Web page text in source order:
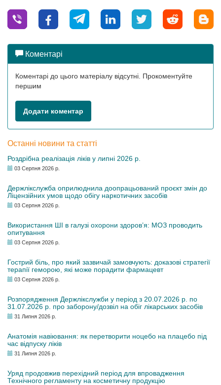
Коментарі
Коментарі до цього матеріалу відсутні. Прокоментуйте
першим
Додати коментар
Останні новини та статті
Роздрібна реалізація ліків у липні 2026 р.
03 Серпня 2026 р.
Держлікслужба оприлюднила доопрацьований проєкт змін до
Ліцензійних умов щодо обігу наркотичних засобів
03 Серпня 2026 р.
Використання ШІ в галузі охорони здоров’я: МОЗ проводить
опитування
03 Серпня 2026 р.
Гострий біль, про який зазвичай замовчують: доказові стратегії
терапії геморою, які може порадити фармацевт
03 Серпня 2026 р.
Розпорядження Держлікслужби у період з 20.07.2026 р. по
31.07.2026 р. про заборону/дозвіл на обіг лікарських засобів
31 Липня 2026 р.
Анатомія навіювання: як перетворити ноцебо на плацебо під
час відпуску ліків
31 Липня 2026 р.
Уряд продовжив перехідний період для впровадження
Технічного регламенту на косметичну продукцію